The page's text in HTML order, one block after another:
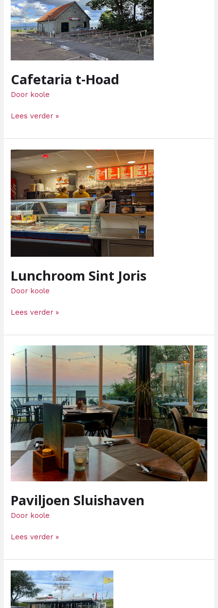
Cafetaria t-Hoad
Door koole
Lees verder »
Lunchroom Sint Joris
Door koole
Lunchroom
Sint
Joris
Lees verder »
Paviljoen Sluishaven
Door koole
Paviljoen
Sluishaven
Lees verder »
Eetcafé
de
Stelle